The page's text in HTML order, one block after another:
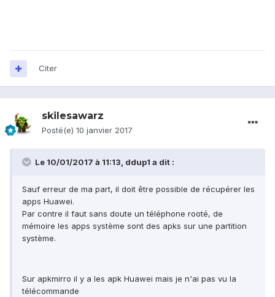
Citer
skilesawarz
Posté(e) 10 janvier 2017
Le 10/01/2017 à 11:13, ddup1 a dit :
Sauf erreur de ma part, il doit être possible de récupérer les
apps Huawei.
Par contre il faut sans doute un téléphone rooté, de
mémoire les apps système sont des apks sur une partition
système.
Sur apkmirro il y a les apk Huawei mais je n'ai pas vu la
télécommande